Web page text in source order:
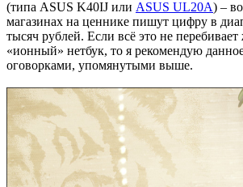
(типа ASUS K40IJ или ASUS UL20A) –
магазинах на ценнике пишут цифру в
тысяч рублей. Если всё это не
«ионный» нетбук, то я рекомендую
оговорками, упомянутыми выше.